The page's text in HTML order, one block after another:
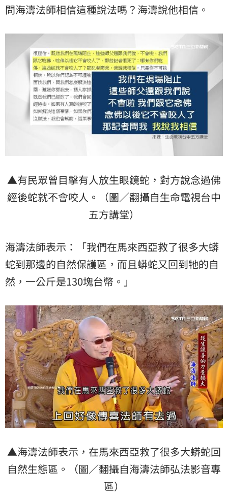
問海濤法師相信這種說法嗎？海濤說他相信。
▲有民眾曾目擊有人放生眼鏡蛇，對方說念過佛
經後蛇就不會咬人。（圖／翻攝自生命電視台中
五方講堂）
海濤法師表示：「我們在馬來西亞救了很多大蟒
蛇到那邊的自然保護區，而且蟒蛇又回到牠的自
然，一公斤是130塊台幣。」
▲海濤法師表示，在馬來西亞救了很多大蟒蛇回
自然生態區。（圖／翻攝自海濤法師弘法影音專
區）